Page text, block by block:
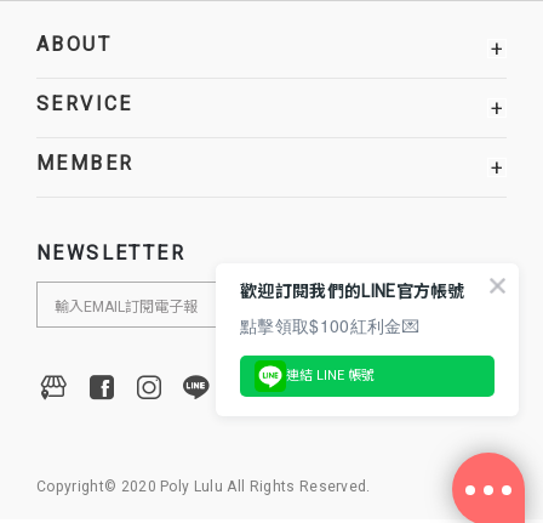
ABOUT +
SERVICE +
MEMBER +
NEWSLETTER
Copyright© 2020 Poly Lulu All Rights Reserved.
歡迎訂閱我們的LINE官方帳號
點擊領取$100紅利金💌
連結 LINE 帳號